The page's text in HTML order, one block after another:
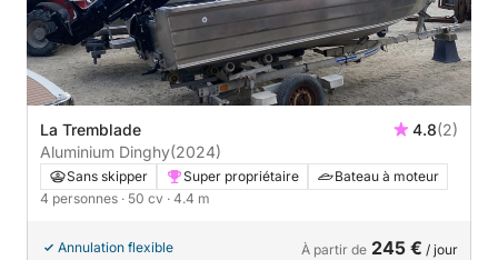
La Tremblade 4.8(2)
Aluminium Dinghy(2024)
Sans skipper Super propriétaire
Bateau à moteur
4 personnes · 50 cv · 4.4 m
Annulation flexible À partir de 245 € / jour